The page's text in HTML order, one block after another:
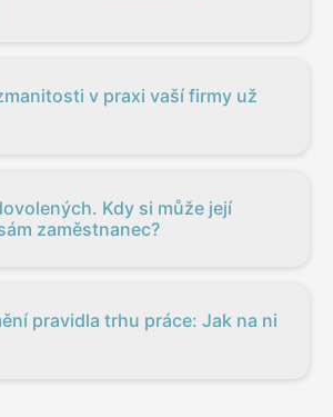
v praxi vaší firmy už
Kdy si může její
zaměstnanec?
pravidla trhu práce: Jak na ni